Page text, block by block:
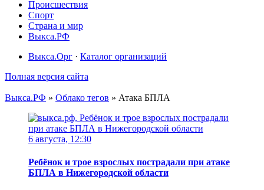
Происшествия
Спорт
Страна и мир
Выкса.РФ
Выкса.Орг · Каталог организаций
Полная версия сайта
Выкса.РФ » Облако тегов » Атака БПЛА
6 августа, 12:30
Ребёнок и трое взрослых пострадали при атаке
БПЛА в Нижегородской области